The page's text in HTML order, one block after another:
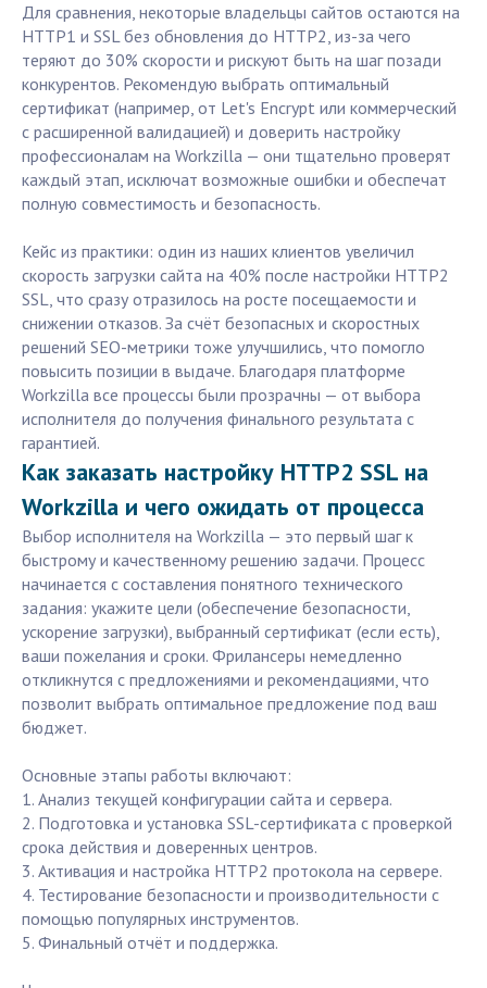
Для сравнения, некоторые владельцы сайтов остаются на
HTTP1 и SSL без обновления до HTTP2, из-за чего
теряют до 30% скорости и рискуют быть на шаг позади
конкурентов. Рекомендую выбрать оптимальный
сертификат (например, от Let's Encrypt или коммерческий
с расширенной валидацией) и доверить настройку
профессионалам на Workzilla — они тщательно проверят
каждый этап, исключат возможные ошибки и обеспечат
полную совместимость и безопасность.
Кейс из практики: один из наших клиентов увеличил
скорость загрузки сайта на 40% после настройки HTTP2
SSL, что сразу отразилось на росте посещаемости и
снижении отказов. За счёт безопасных и скоростных
решений SEO-метрики тоже улучшились, что помогло
повысить позиции в выдаче. Благодаря платформе
Workzilla все процессы были прозрачны — от выбора
исполнителя до получения финального результата с
гарантией.
Как заказать настройку HTTP2 SSL на
Workzilla и чего ожидать от процесса
Выбор исполнителя на Workzilla — это первый шаг к
быстрому и качественному решению задачи. Процесс
начинается с составления понятного технического
задания: укажите цели (обеспечение безопасности,
ускорение загрузки), выбранный сертификат (если есть),
ваши пожелания и сроки. Фрилансеры немедленно
откликнутся с предложениями и рекомендациями, что
позволит выбрать оптимальное предложение под ваш
бюджет.
Основные этапы работы включают:
1. Анализ текущей конфигурации сайта и сервера.
2. Подготовка и установка SSL-сертификата с проверкой
срока действия и доверенных центров.
3. Активация и настройка HTTP2 протокола на сервере.
4. Тестирование безопасности и производительности с
помощью популярных инструментов.
5. Финальный отчёт и поддержка.